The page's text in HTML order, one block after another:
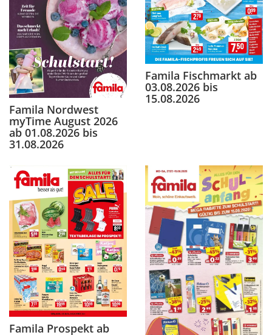
Famila Nordwest
myTime August 2026
ab 01.08.2026 bis
31.08.2026
Famila Fischmarkt ab
03.08.2026 bis
15.08.2026
Famila Prospekt ab